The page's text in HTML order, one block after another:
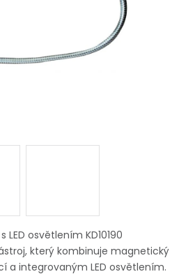
osvětlením KD10190
který kombinuje magnetický
a integrovaným LED osvětlením.